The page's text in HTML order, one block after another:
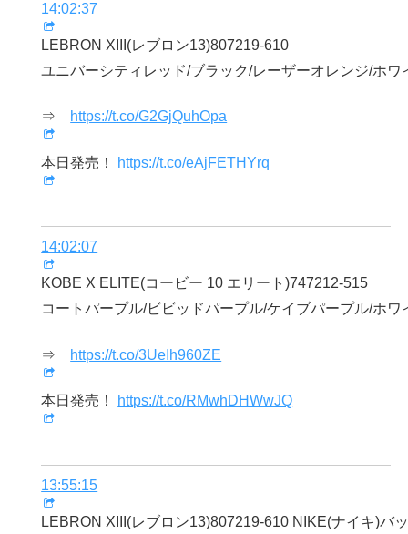
14:02:37
LEBRON XIII(レブロン13)807219-610
ユニバーシティレッド/ブラック/レーザーオレンジ/ホワ
⇒ https://t.co/G2GjQuhOpa
本日発売！ https://t.co/eAjFETHYrq
14:02:07
KOBE X ELITE(コービー 10 エリート)747212-515
コートパープル/ビビッドパープル/ケイブパープル/ホワ
⇒ https://t.co/3UeIh960ZE
本日発売！ https://t.co/RMwhDHWwJQ
13:55:15
LEBRON XIII(レブロン13)807219-610 NIKE(ナイキ)バ